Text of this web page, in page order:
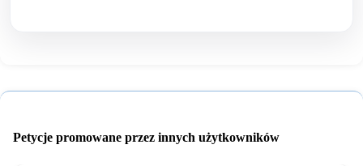
Petycje promowane przez innych użytkowników